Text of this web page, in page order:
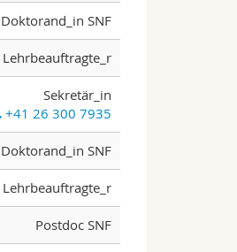
Doktorand_in SNF
Lehrbeauftragte_r
Sekretär_in
+41 26 300 7935
Doktorand_in SNF
Lehrbeauftragte_r
Postdoc SNF